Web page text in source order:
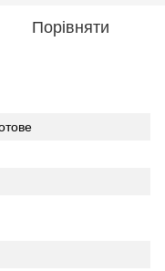
Порівняти